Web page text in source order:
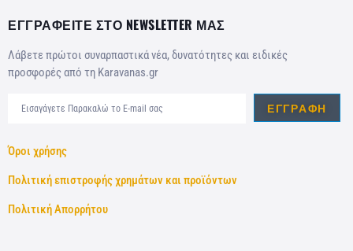
ΕΓΓΡΑΦΕΙΤΕ ΣΤΟ NEWSLETTER ΜΑΣ
Λάβετε πρώτοι συναρπαστικά νέα, δυνατότητες και ειδικές
προσφορές από τη Karavanas.gr
ΕΓΓΡΑΦΉ
Όροι χρήσης
Πολιτική επιστροφής χρημάτων και προϊόντων
Πολιτική Απορρήτου